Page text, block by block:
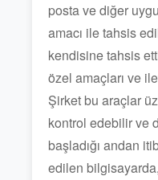
posta ve diğer
amacı ile tahsis
kendisine tahsis
özel amaçları ve
Şirket bu araçlar
kontrol edebilir ve
başladığı andan
edilen